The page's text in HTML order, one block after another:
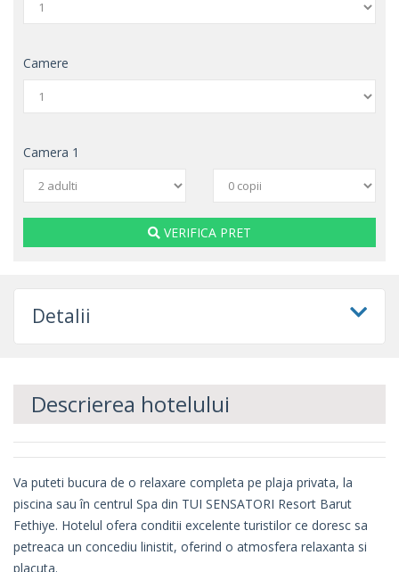
Camere
Camera 1
VERIFICA PRET
Detalii
Descrierea hotelului
Va puteti bucura de o relaxare completa pe plaja privata, la
piscina sau în centrul Spa din TUI SENSATORI Resort Barut
Fethiye. Hotelul ofera conditii excelente turistilor ce doresc sa
petreaca un concediu linistit, oferind o atmosfera relaxanta si
placuta.